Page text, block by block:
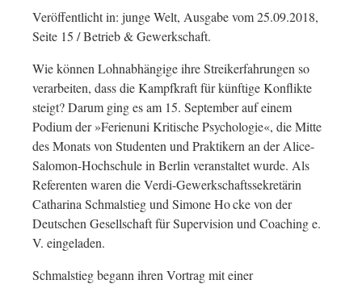
Veröffentlicht in: junge Welt, Ausgabe vom 25.09.2018,
Seite 15 / Betrieb & Gewerkschaft.
Wie können Lohnabhängige ihre Streikerfahrungen so
verarbeiten, dass die Kampfkraft für künftige Konflikte
steigt? Darum ging es am 15. September auf einem
Podium der »Ferien­uni Kritische Psychologie«, die Mitte
des Monats von Studenten und Praktikern an der Alice-
Salomon-Hochschule in Berlin veranstaltet wurde. Als
Referenten waren die Verdi-Gewerkschaftssekretärin
Catharina Schmalstieg und Simone Ho cke von der
Deutschen Gesellschaft für Supervision und Coaching e.
V. eingeladen.
Schmalstieg begann ihren Vortrag mit einer